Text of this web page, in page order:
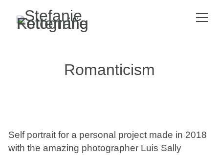
Romanticism
Self portrait for a personal project made in 2018
with the amazing photographer Luis Sally